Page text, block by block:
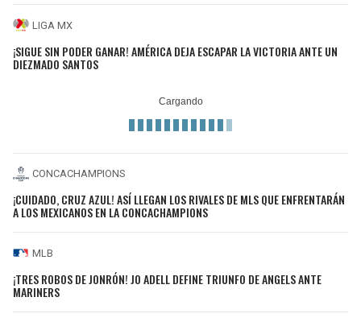
LIGA MX
¡SIGUE SIN PODER GANAR! AMÉRICA DEJA ESCAPAR LA VICTORIA ANTE UN
DIEZMADO SANTOS
CONCACHAMPIONS
¡CUIDADO, CRUZ AZUL! ASÍ LLEGAN LOS RIVALES DE MLS QUE ENFRENTARÁN
A LOS MEXICANOS EN LA CONCACHAMPIONS
MLB
¡TRES ROBOS DE JONRÓN! JO ADELL DEFINE TRIUNFO DE ANGELS ANTE
MARINERS